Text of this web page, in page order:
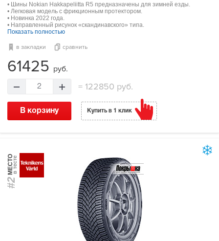
• Шины Nokian Hakkapeliitta R5 предназначены для зимней езды.
• Легковая модель с фрикционным протектором.
• Новинка 2022 года.
• Направленный рисунок «скандинавского» типа.
Показать полностью
в закладки сравнить
61425 руб.
2 =122850 руб.
В корзину Купить в 1 клик
#2
МЕСТОв тесте